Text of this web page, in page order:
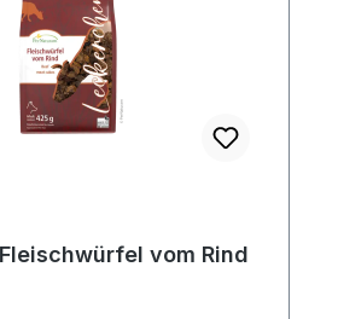
% Calcium0,03 %,
je
Pferdes - täglich drei bis
EquiGaron für mehrere
vom Rind